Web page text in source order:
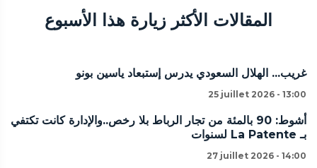
المقالات الأكثر زيارة هذا الأسبوع
غريب... الهلال السعودي يدرس إستبعاد ياسين بونو
25 juillet 2026 - 13:00
أشوط: 90 بالمئة من تجار الرباط بلا رخص..والإدارة كانت تكتفي
بـ La Patente لسنوات
27 juillet 2026 - 14:00